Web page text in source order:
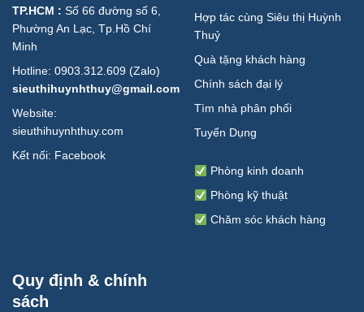
TP.HCM : Số 66 đường số 6,
Phường An Lạc, Tp.Hồ Chí
Minh
Hotline: 0903.312.609 (Zalo)
sieuthihuynhthuy@gmail.com
Website:
sieuthihuynhthuy.com
Kết nối: Facebook
Hợp tác cùng Siêu thị Huỳnh
Thuỷ
Quà tặng khách hàng
Chính sách đại lý
Tìm nhà phân phối
Tuyển Dụng
Phòng kinh doanh
Phòng kỹ thuật
Chăm sóc khách hàng
Quy định & chính
sách